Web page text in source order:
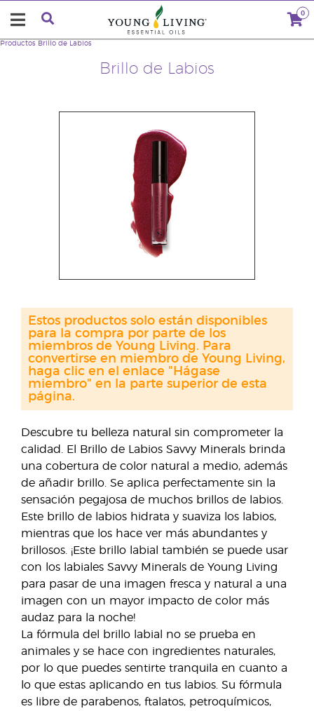
0
Brillo de Labios
Productos Brillo de Labios
Descubre tu belleza natural sin comprometer la
calidad. El Brillo de Labios Savvy Minerals brinda
una cobertura de color natural a medio, además
de añadir brillo. Se aplica perfectamente sin la
sensación pegajosa de muchos brillos de labios.
Este brillo de labios hidrata y suaviza los labios,
mientras que los hace ver más abundantes y
brillosos. ¡Este brillo labial también se puede usar
con los labiales Savvy Minerals de Young Living
para pasar de una imagen fresca y natural a una
imagen con un mayor impacto de color más
audaz para la noche!
La fórmula del brillo labial no se prueba en
animales y se hace con ingredientes naturales,
por lo que puedes sentirte tranquila en cuanto a
lo que estas aplicando en tus labios. Su fórmula
es libre de parabenos, ftalatos, petroquímicos,
Estos productos solo están disponibles
para la compra por parte de los
miembros de Young Living. Para
convertirse en miembro de Young Living,
haga clic en el enlace "Hágase
miembro" en la parte superior de esta
página.